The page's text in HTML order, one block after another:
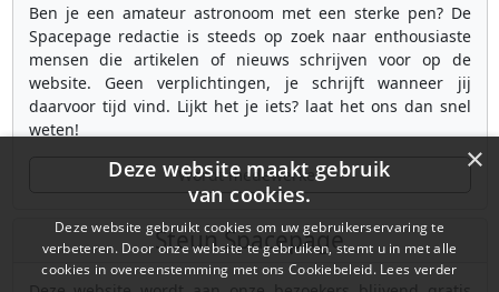
Ben je een amateur astronoom met een sterke pen? De
Spacepage redactie is steeds op zoek naar enthousiaste
mensen die artikelen of nieuws schrijven voor op de
website. Geen verplichtingen, je schrijft wanneer jij
daarvoor tijd vind. Lijkt het je iets? laat het ons dan snel
weten!
Wordt medewerker
Steun Spacepage
×
Deze website maakt gebruik
van cookies.
Deze website gebruikt cookies om uw gebruikerservaring te
verbeteren. Door onze website te gebruiken, stemt u in met alle
cookies in overeenstemming met ons Cookiebeleid. Lees verder